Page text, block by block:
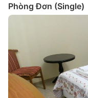
Phòng Đơn (Single)